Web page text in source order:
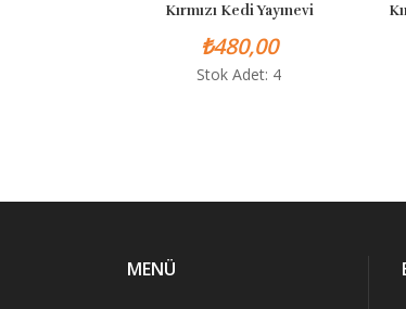
Kırmızı Kedi Yayınevi
₺480,00
Stok Adet: 4
MENÜ